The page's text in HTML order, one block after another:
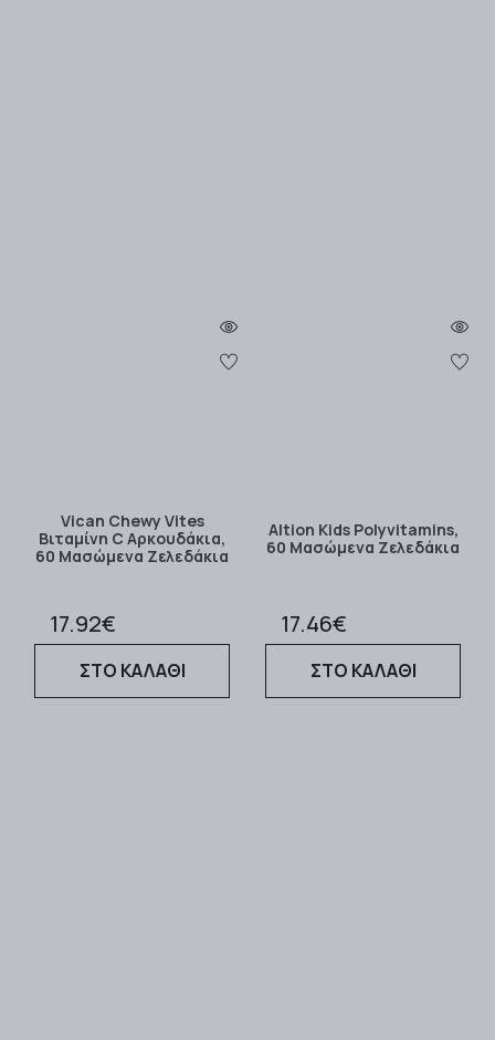
Vican Chewy Vites
Βιταμίνη C Αρκουδάκια,
60 Μασώμενα Ζελεδάκια
17.92€
ΣΤΟ ΚΑΛΑΘΙ
Altion Kids Polyvitamins,
60 Μασώμενα Zελεδάκια
17.46€
ΣΤΟ ΚΑΛΑΘΙ